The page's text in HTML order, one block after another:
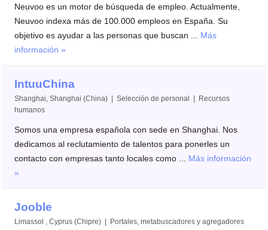
Neuvoo es un motor de búsqueda de empleo. Actualmente,
Neuvoo indexa más de 100.000 empleos en España. Su
objetivo es ayudar a las personas que buscan ... Más
información »
IntuuChina
Shanghai, Shanghai (China) | Selección de personal | Recursos
humanos
Somos una empresa española con sede en Shanghai. Nos
dedicamos al reclutamiento de talentos para ponerles un
contacto con empresas tanto locales como ... Más información
»
Jooble
Limassol , Cyprus (Chipre) | Portales, metabuscadores y agregadores